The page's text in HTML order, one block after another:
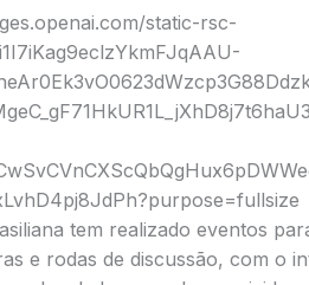
tem realizado eventos
e rodas de discussão, com o